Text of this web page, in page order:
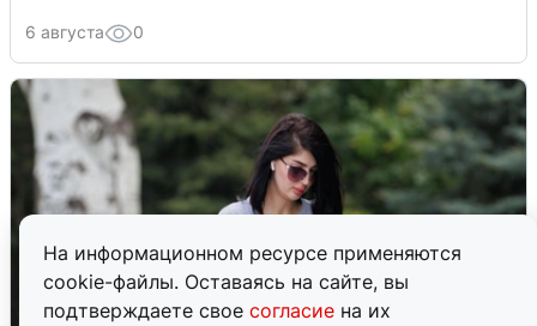
На информационном ресурсе применяются
cookie-файлы. Оставаясь на сайте, вы
подтверждаете свое согласие на их
6 августа 0